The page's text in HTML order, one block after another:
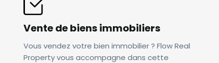
Vente de biens immobiliers
Vous vendez votre bien immobilier ? Flow Real
Property vous accompagne dans cette